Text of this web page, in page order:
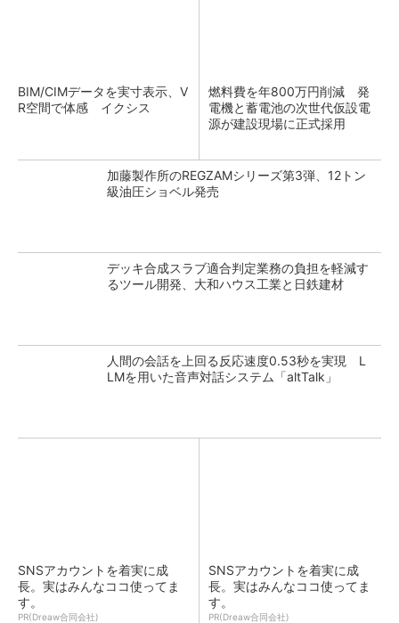
BIM/CIMデータを実寸表示、V
R空間で体感 イクシス
燃料費を年800万円削減 発
電機と蓄電池の次世代仮設電
源が建設現場に正式採用
加藤製作所のREGZAMシリーズ第3弾、12トン
級油圧ショベル発売
デッキ合成スラブ適合判定業務の負担を軽減す
るツール開発、大和ハウス工業と日鉄建材
人間の会話を上回る反応速度0.53秒を実現 L
LMを用いた音声対話システム「altTalk」
SNSアカウントを着実に成
長。実はみんなココ使ってま
す。
PR(Dreaw合同会社)
SNSアカウントを着実に成
長。実はみんなココ使ってま
す。
PR(Dreaw合同会社)